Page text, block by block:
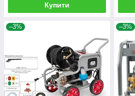
Купити
–3% –3%